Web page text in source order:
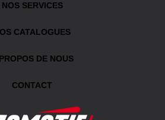
NOS SERVICES
CATALOGUES
DE NOUS
CONTACT